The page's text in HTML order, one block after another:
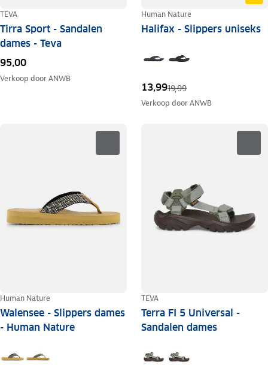
TEVA
Tirra Sport - Sandalen
dames - Teva
95,00
Verkoop doorANWB
Human Nature
Halifax - Slippers uniseks
13,9919,99
Verkoop doorANWB
Human Nature
Walensee - Slippers dames
- Human Nature
TEVA
Terra FI 5 Universal -
Sandalen dames